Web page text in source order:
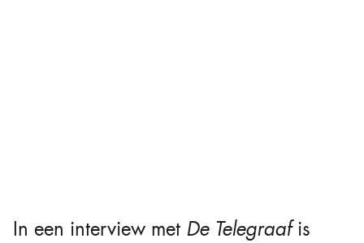
In een interview met De Telegraafis